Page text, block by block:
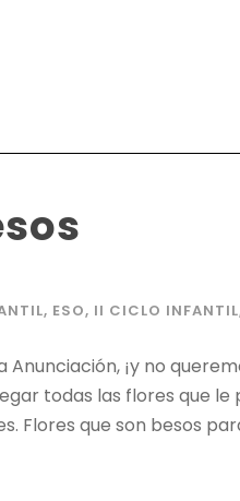
, ESO, II CICLO INFANTIL
¡y no
todas las flores que le
Flores que son besos